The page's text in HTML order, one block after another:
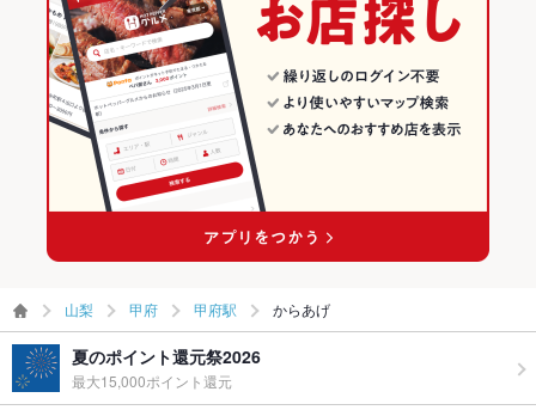
山梨 甲府 甲府駅 からあげ
夏のポイント還元祭2026
最大15,000ポイント還元